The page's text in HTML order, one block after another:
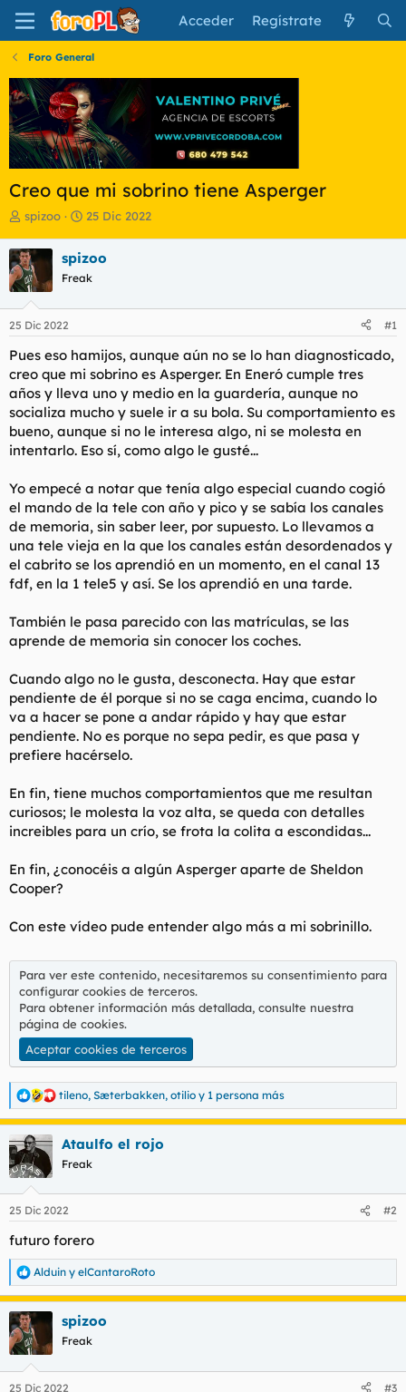
Acceder Regístrate
Foro General
Creo que mi sobrino tiene Asperger
I
i
c
i
a
d
o
d
e
l
t
e
m
a
spizoo
F
h
a
e
i
c
i
o
25 Dic 2022
spizoo
Freak
25 Dic 2022 #1
Pues eso hamijos, aunque aún no se lo han diagnosticado,
creo que mi sobrino es Asperger. En Eneró cumple tres
años y lleva uno y medio en la guardería, aunque no
socializa mucho y suele ir a su bola. Su comportamiento es
bueno, aunque si no le interesa algo, ni se molesta en
intentarlo. Eso sí, como algo le gusté...
Yo empecé a notar que tenía algo especial cuando cogió
el mando de la tele con año y pico y se sabía los canales
de memoria, sin saber leer, por supuesto. Lo llevamos a
una tele vieja en la que los canales están desordenados y
el cabrito se los aprendió en un momento, en el canal 13
fdf, en la 1 tele5 y así. Se los aprendió en una tarde.
También le pasa parecido con las matrículas, se las
aprende de memoria sin conocer los coches.
Cuando algo no le gusta, desconecta. Hay que estar
pendiente de él porque si no se caga encima, cuando lo
va a hacer se pone a andar rápido y hay que estar
pendiente. No es porque no sepa pedir, es que pasa y
prefiere hacérselo.
En fin, tiene muchos comportamientos que me resultan
curiosos; le molesta la voz alta, se queda con detalles
increibles para un crío, se frota la colita a escondidas...
En fin, ¿conocéis a algún Asperger aparte de Sheldon
Cooper?
Con este vídeo pude entender algo más a mi sobrinillo.
Para ver este contenido, necesitaremos su consentimiento para
configurar cookies de terceros.
Para obtener información más detallada, consulte nuestra
página de cookies.
Aceptar cookies de terceros
R
e
a
c
c
i
e
:
tileno, Sæterbakken, otilio y 1 persona más
Ataulfo el rojo
Freak
25 Dic 2022 #2
futuro forero
R
e
a
c
c
i
Alduin y elCantaroRoto
spizoo
Freak
25 Dic 2022 #3